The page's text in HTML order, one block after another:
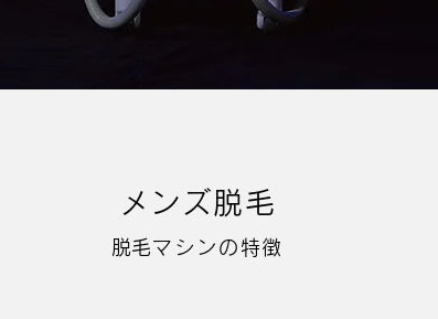
メンズ脱毛
​脱毛マシンの特徴